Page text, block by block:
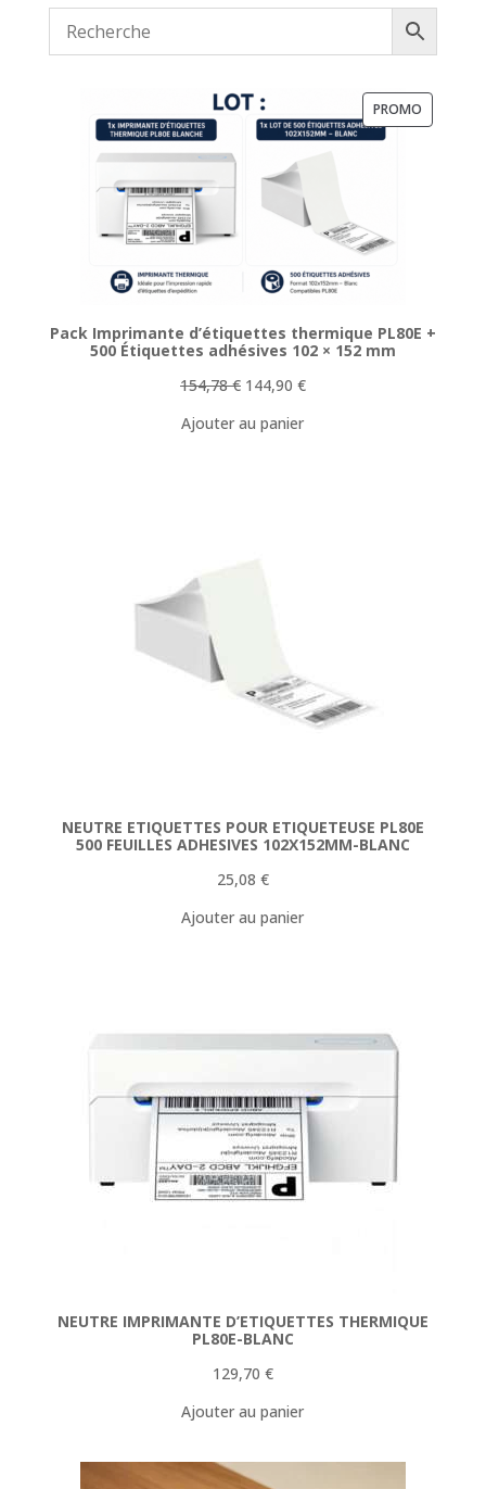
PROMO
Pack Imprimante d’étiquettes thermique PL80E +
500 Étiquettes adhésives 102 × 152 mm
154,78€ Le
initial
144,90 €Le
Ajouter au panier
NEUTRE ETIQUETTES POUR ETIQUETEUSE PL80E
500 FEUILLES ADHESIVES 102X152MM-BLANC
25,08 €
Ajouter au panier
NEUTRE IMPRIMANTE D’ETIQUETTES THERMIQUE
PL80E-BLANC
129,70 €
Ajouter au panier